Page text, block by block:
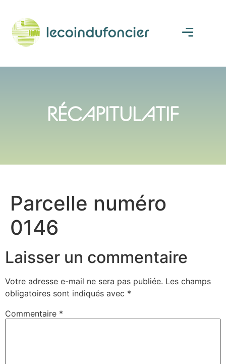
RÉCAPITULATIF
Parcelle numéro
0146
Laisser un commentaire
Votre adresse e-mail ne sera pas publiée. Les champs
obligatoires sont indiqués avec *
Commentaire *